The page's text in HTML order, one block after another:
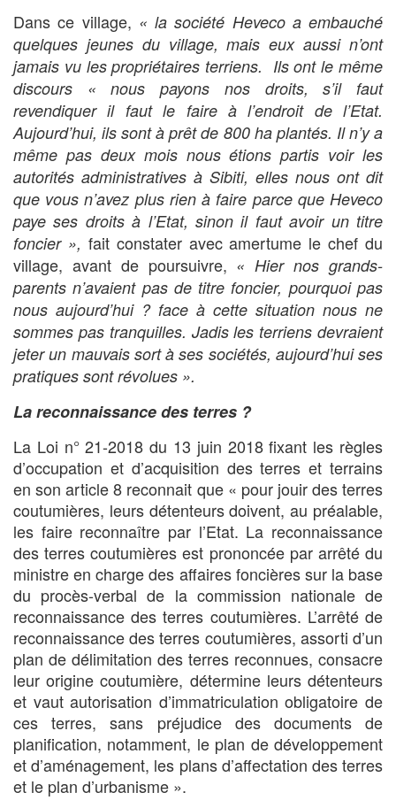
Dans ce village, « la société Heveco a embauché
quelques jeunes du village, mais eux aussi n’ont
jamais vu les propriétaires terriens. Ils ont le même
discours « nous payons nos droits, s’il faut
revendiquer il faut le faire à l’endroit de l’Etat.
Aujourd’hui, ils sont à prêt de 800 ha plantés. Il n’y a
même pas deux mois nous étions partis voir les
autorités administratives à Sibiti, elles nous ont dit
que vous n’avez plus rien à faire parce que Heveco
paye ses droits à l’Etat, sinon il faut avoir un titre
foncier », fait constater avec amertume le chef du
village, avant de poursuivre, « Hier nos grands-
parents n’avaient pas de titre foncier, pourquoi pas
nous aujourd’hui ? face à cette situation nous ne
sommes pas tranquilles. Jadis les terriens devraient
jeter un mauvais sort à ses sociétés, aujourd’hui ses
pratiques sont révolues ».
La reconnaissance des terres ?
La Loi n° 21-2018 du 13 juin 2018 fixant les règles
d’occupation et d’acquisition des terres et terrains
en son article 8 reconnait que « pour jouir des terres
coutumières, leurs détenteurs doivent, au préalable,
les faire reconnaître par l’Etat. La reconnaissance
des terres coutumières est prononcée par arrêté du
ministre en charge des affaires foncières sur la base
du procès-verbal de la commission nationale de
reconnaissance des terres coutumières. L’arrêté de
reconnaissance des terres coutumières, assorti d’un
plan de délimitation des terres reconnues, consacre
leur origine coutumière, détermine leurs détenteurs
et vaut autorisation d’immatriculation obligatoire de
ces terres, sans préjudice des documents de
planification, notamment, le plan de développement
et d’aménagement, les plans d’affectation des terres
et le plan d’urbanisme ».